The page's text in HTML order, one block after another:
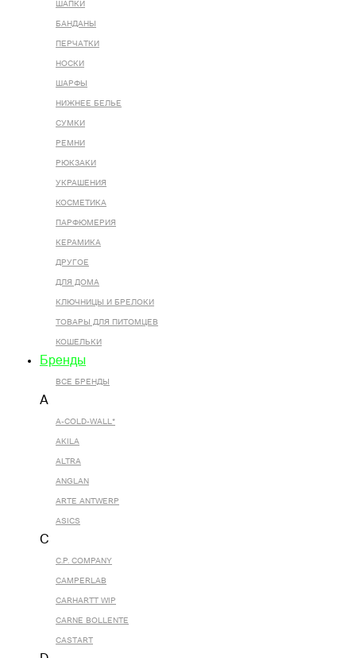
ШАПКИ
БАНДАНЫ
ПЕРЧАТКИ
НОСКИ
ШАРФЫ
НИЖНЕЕ БЕЛЬЕ
СУМКИ
РЕМНИ
РЮКЗАКИ
УКРАШЕНИЯ
КОСМЕТИКА
ПАРФЮМЕРИЯ
КЕРАМИКА
ДРУГОЕ
ДЛЯ ДОМА
КЛЮЧНИЦЫ И БРЕЛОКИ
ТОВАРЫ ДЛЯ ПИТОМЦЕВ
КОШЕЛЬКИ
Бренды
ВСЕ БРЕНДЫ
A
A-COLD-WALL*
AKILA
ALTRA
ANGLAN
ARTE ANTWERP
ASICS
C
C.P. COMPANY
CAMPERLAB
CARHARTT WIP
CARNE BOLLENTE
CASTART